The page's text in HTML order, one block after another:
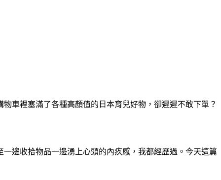
車裡塞滿了各種高顏值的日本育兒好物，卻遲遲不敢下單？
邊收拾物品一邊湧上心頭的內疚感，我都經歷過。今天這篇